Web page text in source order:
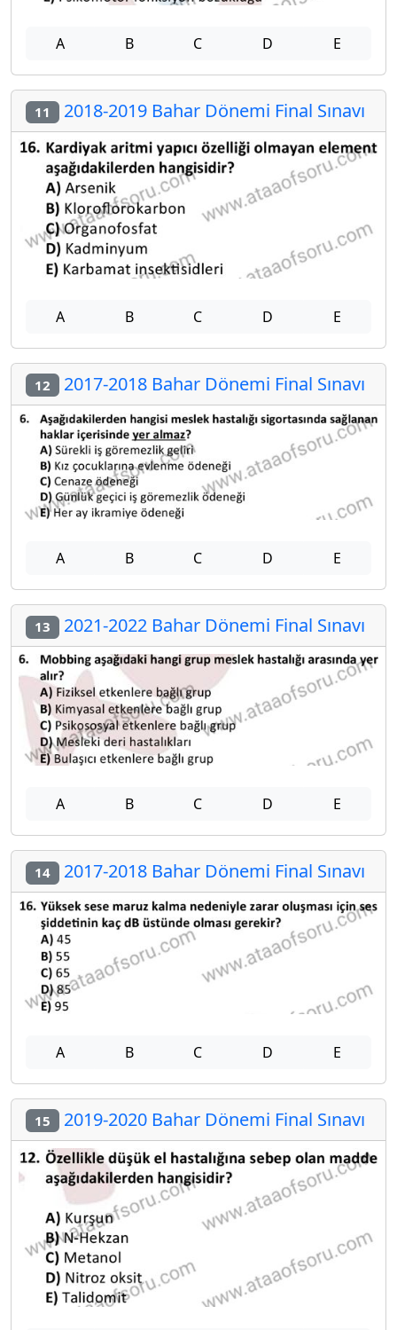
A B C D E
11 2018-2019 Bahar Dönemi Final Sınavı
A B C D E
12 2017-2018 Bahar Dönemi Final Sınavı
A B C D E
13 2021-2022 Bahar Dönemi Final Sınavı
A B C D E
14 2017-2018 Bahar Dönemi Final Sınavı
A B C D E
15 2019-2020 Bahar Dönemi Final Sınavı